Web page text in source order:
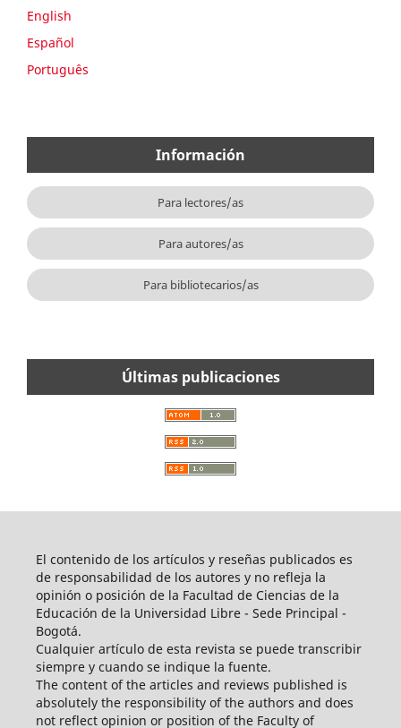
English
Español
Português
Información
Para lectores/as
Para autores/as
Para bibliotecarios/as
Últimas publicaciones
El contenido de los artículos y reseñas publicados es
de responsabilidad de los autores y no refleja la
opinión o posición de la Facultad de Ciencias de la
Educación de la Universidad Libre - Sede Principal -
Bogotá.
Cualquier artículo de esta revista se puede transcribir
siempre y cuando se indique la fuente.
The content of the articles and reviews published is
absolutely the responsibility of the authors and does
not reflect opinion or position of the Faculty of